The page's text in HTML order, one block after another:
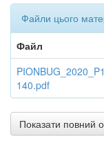
Файли цього
Файл
140.pdf
Показати повний